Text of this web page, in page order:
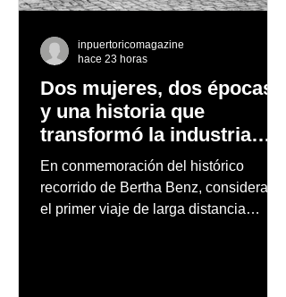
Dos mujeres, dos épocas
y una historia que
transformó la industria
automotriz
En conmemoración del histórico
recorrido de Bertha Benz, considerado
el primer viaje de larga distancia
inpuertoricomagazine
hace 23 horas